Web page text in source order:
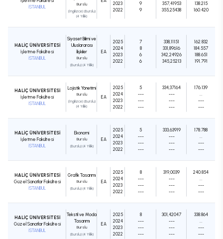
İSTANBUL
Burslu
(İngilizce) (Burslu)
(4 Yıllık)
2023
2022
9
9
357,41953
355,25438
138.215
160.420
HALİÇ ÜNİVERSİTESİ
İşletme Fakültesi
İSTANBUL
Siyaset Bilimi ve
Uluslararası
İlişkiler
Burslu
(Burslu) (4 Yıllık)
EA
2025
2024
2023
2022
7
8
6
6
338,11151
331,89616
342,24926
345,25213
162.832
184.557
188.651
191.791
HALİÇ ÜNİVERSİTESİ
İşletme Fakültesi
İSTANBUL
Lojistik Yönetimi
Burslu
(İngilizce) (Burslu)
(4 Yıllık)
EA
2025
2024
2023
2022
5
---
---
---
334,37164
---
---
---
176.139
---
---
HALİÇ ÜNİVERSİTESİ
İşletme Fakültesi
İSTANBUL
Ekonomi
Burslu
(Burslu) (4 Yıllık)
EA
2025
2024
2023
2022
5
---
---
---
333,63919
---
---
---
178.788
---
---
HALİÇ ÜNİVERSİTESİ
Güzel Sanatlar Fakültesi
İSTANBUL
Grafik Tasarımı
Burslu
(Burslu) (4 Yıllık)
EA
2025
2024
2023
2022
8
---
---
---
319,0039
---
---
---
240.854
---
---
HALİÇ ÜNİVERSİTESİ
Güzel Sanatlar Fakültesi
İSTANBUL
Tekstil ve Moda
Tasarımı
Burslu
(Burslu) (4 Yıllık)
EA
2025
2024
2023
2022
8
---
---
---
301,42047
---
---
---
338.864
---
---